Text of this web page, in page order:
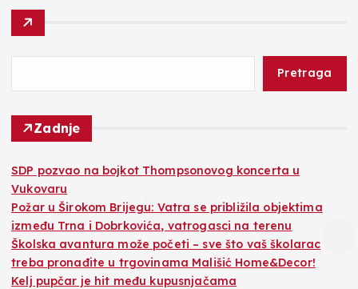
Pretraga
Zadnje
SDP pozvao na bojkot Thompsonovog koncerta u
Vukovaru
Požar u Širokom Brijegu: Vatra se približila objektima
između Trna i Dobrkovića, vatrogasci na terenu
Školska avantura može početi – sve što vaš školarac
treba pronađite u trgovinama Mališić Home&Decor!
Kelj pupčar je hit među kupusnjačama